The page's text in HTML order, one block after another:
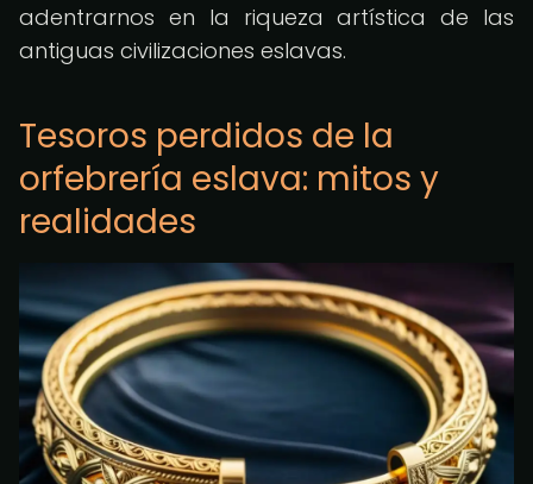
adentrarnos en la riqueza artística de las
antiguas civilizaciones eslavas.
Tesoros perdidos de la
orfebrería eslava: mitos y
realidades